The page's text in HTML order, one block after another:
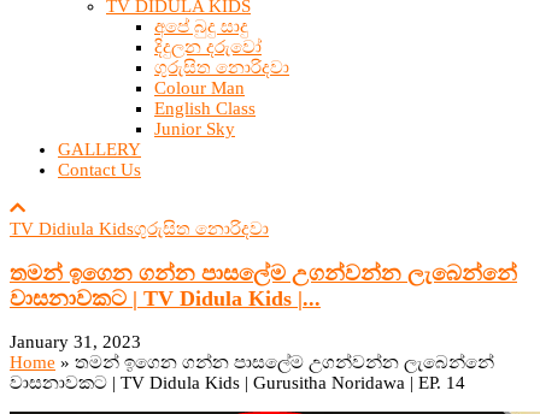
TV DIDULA KIDS
අපේ බුදු සාදු
දිදුලන දරුවෝ
ගුරුසිත නොරිදවා
Colour Man
English Class
Junior Sky
GALLERY
Contact Us
TV Didiula Kidsගුරුසිත නොරිදවා
තමන් ඉගෙන ගන්න පාසලේම උගන්වන්න ලැබෙන්නේ
වාසනාවකට | TV Didula Kids |...
January 31, 2023
Home » තමන් ඉගෙන ගන්න පාසලේම උගන්වන්න ලැබෙන්නේ
වාසනාවකට | TV Didula Kids | Gurusitha Noridawa | EP. 14